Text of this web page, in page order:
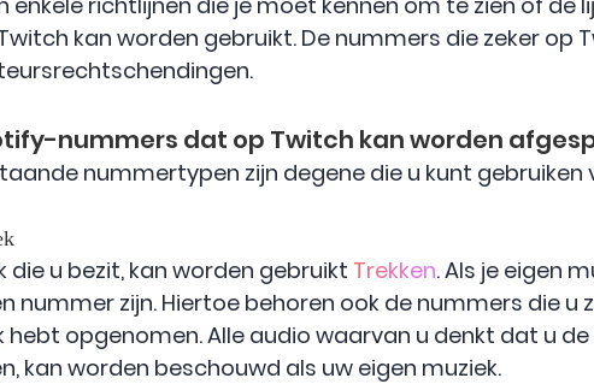
kan worden gebruikt. De nummers die zeker op
nummers dat op Twitch kan worden
nummertypen zijn degene die u kunt
die u bezit, kan worden gebruikt Trekken. Als je eigen
nummer zijn. Hiertoe behoren ook de nummers die u
hebt opgenomen. Alle audio waarvan u denkt dat u
kan worden beschouwd als uw eigen muziek.